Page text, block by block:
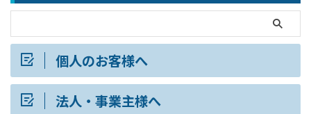
個人のお客様へ
法人・事業主様へ